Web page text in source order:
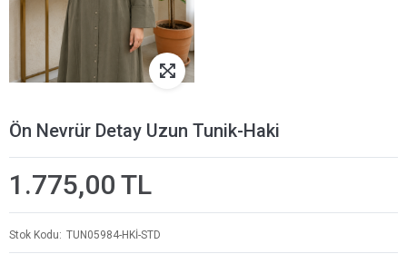
Ön Nevrür Detay Uzun Tunik-Haki
1.775,00 TL
Stok Kodu TUN05984-HKİ-STD